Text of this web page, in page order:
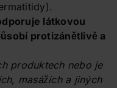
látkovou
protizánětlivě a
produktech nebo je
masážích a jiných